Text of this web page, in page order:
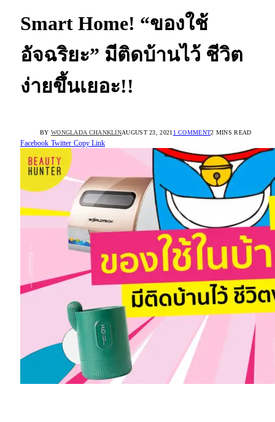
Smart Home! “ของใช้
อัจฉริยะ” มีติดบ้านไว้ ชีวิต
ง่ายขึ้นเยอะ!!
BY WONGLADA CHANKLINAUGUST 23, 2021 1 COMMENT2 MINS READ
Facebook Twitter Copy Link